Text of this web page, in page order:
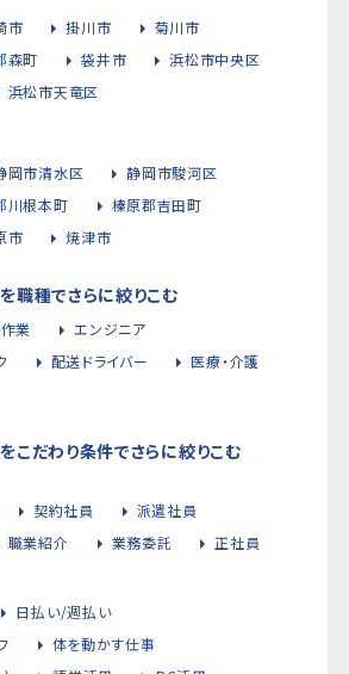
市 掛川市
菊川市
森町 袋井市
浜松市中央区
浜松市天竜区
岡市清水区
静岡市駿河区
川根本町
榛原郡吉田町
市 焼津市
職種でさらに絞りこむ
業
エンジニア
配送ドライバー
医療・介護
こだわり条件でさらに絞りこむ
契約社員
派遣社員
職業紹介 業務委託 正社員
日払い/週払い
体を動かす仕事